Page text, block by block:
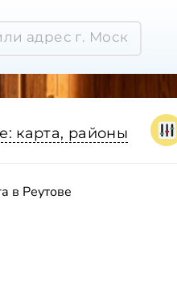
карта, районы
в Реутове